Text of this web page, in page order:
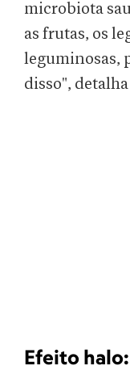
microbiota
as frutas, os
leguminosas,
disso",
Efeito